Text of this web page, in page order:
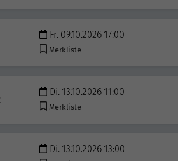
Fr. 09.10.2026 17:00
Merkliste
Di. 13.10.2026 11:00
Merkliste
Di. 13.10.2026 13:00